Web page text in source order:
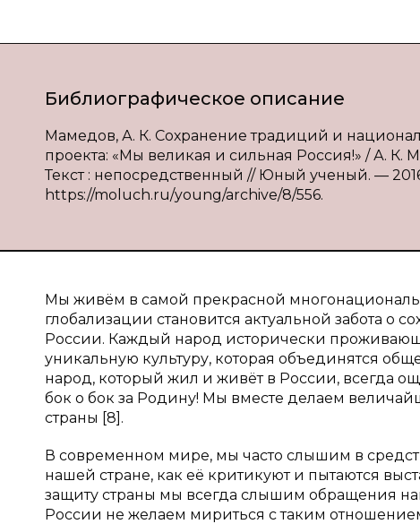
Библиографическое описание
Мамедов, А. К. Сохранение традиций и
проекта: «Мы великая и сильная Россия!» / А. К.
Текст : непосредственный // Юный ученый. —
https://moluch.ru/young/archive/8/556.
Мы живём в самой прекрасной
глобализации становится актуальной забота о
России. Каждый народ исторически
уникальную культуру, которая объединятся
народ, который жил и живёт в России, всегда
бок о бок за Родину! Мы вместе делаем
страны [8].
В современном мире, мы часто слышим в
нашей стране, как её критикуют и пытаются
защиту страны мы всегда слышим обращения
России не желаем мириться с таким